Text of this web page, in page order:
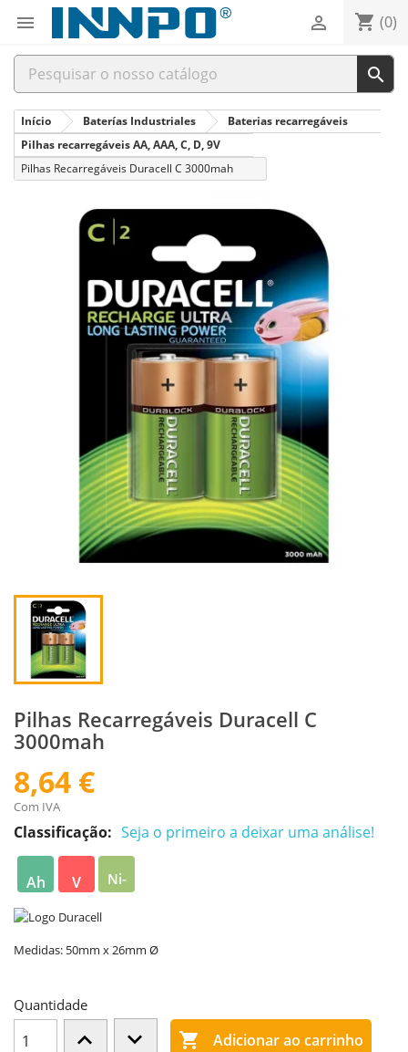
 shopping_cart (0)


Início Baterías Industriales
Baterias recarregáveis
Pilhas recarregáveis AA, AAA, C, D, 9V
Pilhas Recarregáveis Duracell C 3000mah
Pilhas Recarregáveis Duracell C
3000mah
8,64 €
Com IVA
Classificação: Seja o primeiro a deixar uma análise!
Ah V
Ni-
Medidas: 50mm x 26mm Ø
Quantidade
 Adicionar ao carrinho